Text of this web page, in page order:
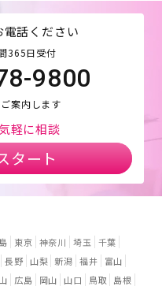
電話ください
365日受付
9800
案内します
軽に相談
タート
東京 神奈川 埼玉
千葉
長野 山梨 新潟 福井
富山
広島 岡山 山口 鳥取
島根